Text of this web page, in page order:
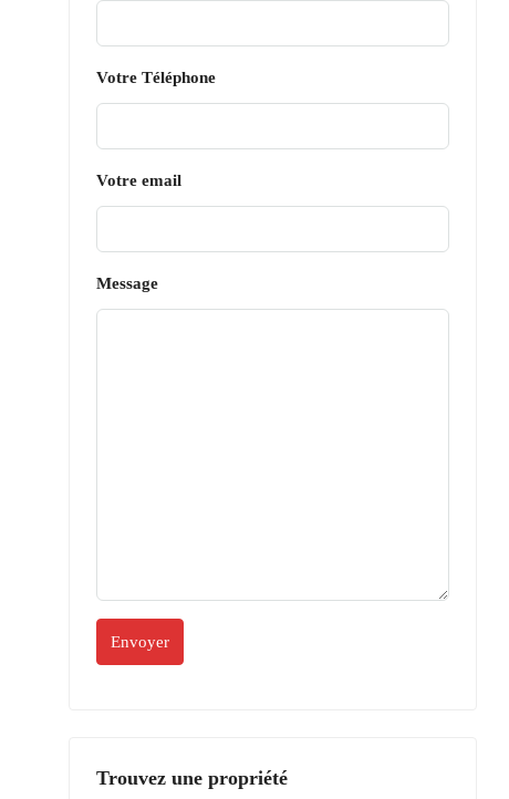
Votre Téléphone
Votre email
Message
Trouvez une propriété